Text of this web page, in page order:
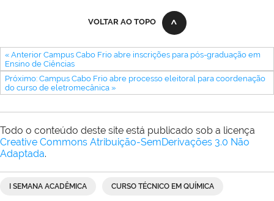
VOLTAR AO TOPO
« Anterior Campus Cabo Frio abre inscrições para pós-graduação em
Ensino de Ciências
Próximo: Campus Cabo Frio abre processo eleitoral para coordenação
do curso de eletromecânica »
Todo o conteúdo deste site está publicado sob a licença
Creative Commons Atribuição-SemDerivações 3.0 Não
Adaptada.
I SEMANA ACADÊMICA CURSO TÉCNICO EM QUÍMICA